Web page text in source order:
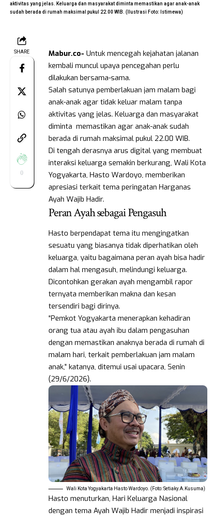
aktivitas yang jelas. Keluarga dan masyarakat diminta memastikan agar anak-anak
sudah berada di rumah maksimal pukul 22.00 WIB. (Ilustrasi Foto: Istimewa)
SHARE
0
Mabur.co- Untuk mencegah kejahatan jalanan
kembali muncul upaya pencegahan perlu
dilakukan bersama-sama.
Salah satunya pemberlakuan jam malam bagi
anak-anak agar tidak keluar malam tanpa
aktivitas yang jelas. Keluarga dan masyarakat
diminta memastikan agar anak-anak sudah
berada di rumah maksimal pukul 22.00 WIB.
Di tengah derasnya arus digital yang membuat
interaksi keluarga semakin berkurang, Wali Kota
Yogyakarta, Hasto Wardoyo, memberikan
apresiasi terkait tema peringatan Harganas
Ayah Wajib Hadir.
Peran Ayah sebagai Pengasuh
Hasto berpendapat tema itu mengingatkan
sesuatu yang biasanya tidak diperhatikan oleh
keluarga, yaitu bagaimana peran ayah bisa hadir
dalam hal mengasuh, melindungi keluarga.
Dicontohkan gerakan ayah mengambil rapor
ternyata memberikan makna dan kesan
tersendiri bagi dirinya.
“Pemkot Yogyakarta menerapkan kehadiran
orang tua atau ayah ibu dalam pengasuhan
dengan memastikan anaknya berada di rumah di
malam hari, terkait pemberlakuan jam malam
anak,” katanya, ditemui usai upacara, Senin
(29/6/2026).
Wali Kota Yogyakarta Hasto Wardoyo. (Foto: Setiaky.A.Kusuma)
Hasto menuturkan, Hari Keluarga Nasional
dengan tema Ayah Wajib Hadir menjadi inspirasi